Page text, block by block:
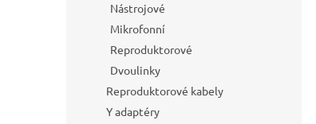
Nástrojové
Mikrofonní
Reproduktorové
Dvoulinky
Reproduktorové kabely
Y adaptéry